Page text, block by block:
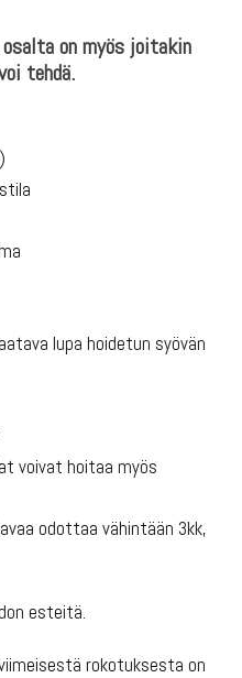
on myös joitakin
tehdä.
lupa hoidetun syövän
voivat hoitaa myös
odottaa vähintään 3kk,
esteitä.
rokotuksesta on